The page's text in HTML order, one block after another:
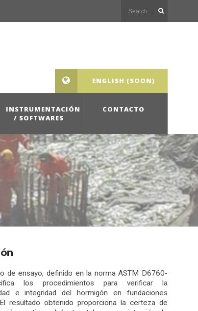
ENGLISH (SOON)
INSTRUMENTACIÓN
/ SOFTWARES
CONTACTO
de ensayo, definido en la norma ASTM D6760-
los procedimientos para verificar la
e integridad del hormigón en fundaciones
resultado obtenido proporciona la certeza de